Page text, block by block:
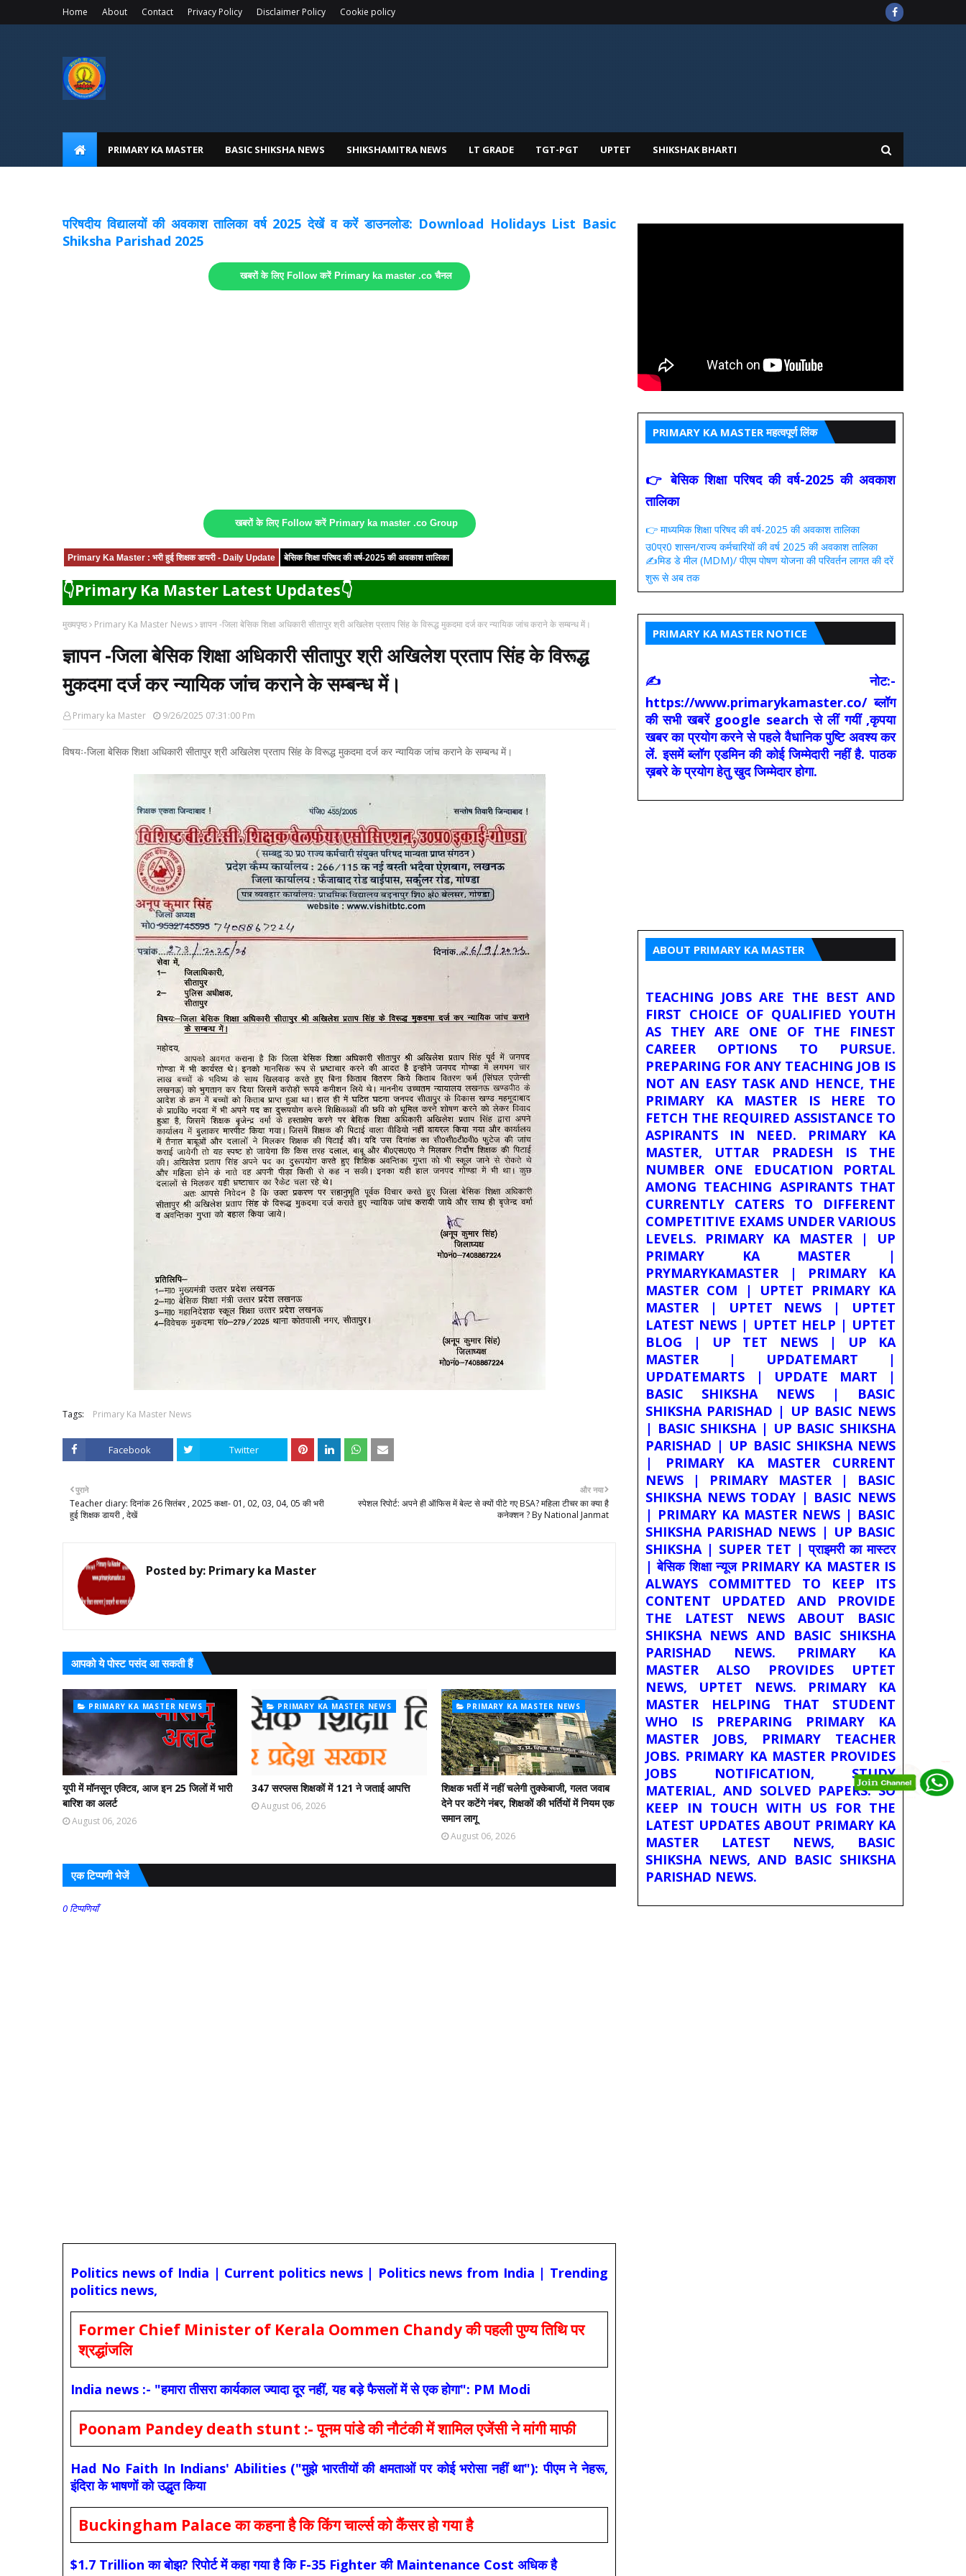
Home About Contact Privacy Policy Disclaimer Policy Cookie policy
PRIMARY KA MASTER BASIC SHIKSHA NEWS SHIKSHAMITRA NEWS LT GRADE TGT-PGT UPTET SHIKSHAK BHARTI
परिषदीय विद्यालयों की अवकाश तालिका वर्ष 2025 देखें व करें डाउनलोड: Download Holidays List Basic
Shiksha Parishad 2025
खबरों के लिए Follow करें Primary ka master .co चैनल
खबरों के लिए Follow करें Primary ka master .co Group
Primary Ka Master : भरी हुई शिक्षक डायरी - Daily Update बेसिक शिक्षा परिषद की वर्ष-2025 की अवकाश तालिका
👇Primary Ka Master Latest Updates👇
मुख्यपृष्ठ Primary Ka Master News ज्ञापन -जिला बेसिक शिक्षा अधिकारी सीतापुर श्री अखिलेश प्रताप सिंह के विरूद्ध मुकदमा दर्ज कर न्यायिक जांच कराने के सम्बन्ध में।
ज्ञापन -जिला बेसिक शिक्षा अधिकारी सीतापुर श्री अखिलेश प्रताप सिंह के विरूद्ध
मुकदमा दर्ज कर न्यायिक जांच कराने के सम्बन्ध में।
Primary ka Master 9/26/2025 07:31:00 Pm
विषयः-जिला बेसिक शिक्षा अधिकारी सीतापुर श्री अखिलेश प्रताप सिंह के विरूद्ध मुकदमा दर्ज कर न्यायिक जांच कराने के सम्बन्ध में।
Tags: Primary Ka Master News
Facebook Twitter
और नया
स्पेशल रिपोर्ट: अपने ही ऑफिस में बेल्ट से क्यों पीटे गए BSA? महिला टीचर का क्या है
कनेक्शन ? By National Janmat
पुराने
Teacher diary: दिनांक 26 सितंबर , 2025 कक्षा- 01, 02, 03, 04, 05 की भरी
हुई शिक्षक डायरी , देखें
Posted by: Primary ka Master
आपको ये पोस्ट पसंद आ सकती हैं
PRIMARY KA MASTER NEWS
यूपी में मॉनसून एक्टिव, आज इन 25 जिलों में भारी
बारिश का अलर्ट
August 06, 2026
PRIMARY KA MASTER NEWS
347 सरप्लस शिक्षकों में 121 ने जताई आपत्ति
August 06, 2026
PRIMARY KA MASTER NEWS
शिक्षक भर्ती में नहीं चलेगी तुक्केबाजी, गलत जवाब
देने पर कटेंगे नंबर, शिक्षकों की भर्तियों में नियम एक
समान लागू
August 06, 2026
एक टिप्पणी भेजें
0 टिप्पणियाँ
Politics news of India | Current politics news | Politics news from India | Trending
politics news,
Former Chief Minister of Kerala Oommen Chandy की पहली पुण्य तिथि पर
श्रद्धांजलि
India news :- "हमारा तीसरा कार्यकाल ज्यादा दूर नहीं, यह बड़े फैसलों में से एक होगा": PM Modi
Poonam Pandey death stunt :- पूनम पांडे की नौटंकी में शामिल एजेंसी ने मांगी माफी
Had No Faith In Indians' Abilities ("मुझे भारतीयों की क्षमताओं पर कोई भरोसा नहीं था"): पीएम ने नेहरू,
इंदिरा के भाषणों को उद्धृत किया
Buckingham Palace का कहना है कि किंग चार्ल्स को कैंसर हो गया है
$1.7 Trillion का बोझ? रिपोर्ट में कहा गया है कि F-35 Fighter की Maintenance Cost अधिक है
PRIMARY KA MASTER महत्वपूर्ण लिंक
👉 बेसिक शिक्षा परिषद की वर्ष-2025 की अवकाश
तालिका
👉 माध्यमिक शिक्षा परिषद की वर्ष-2025 की अवकाश तालिका
उ0प्र0 शासन/राज्य कर्मचारियों की वर्ष 2025 की अवकाश तालिका
✍️मिड डे मील (MDM)/ पीएम पोषण योजना की परिवर्तन लागत की दरें
शुरू से अब तक
PRIMARY KA MASTER NOTICE
✍ नोट:-
https://www.primarykamaster.co/ ब्लॉग
की सभी खबरें google search से लीं गयीं ,कृपया
खबर का प्रयोग करने से पहले वैधानिक पुष्टि अवश्य कर
लें. इसमें ब्लॉग एडमिन की कोई जिम्मेदारी नहीं है. पाठक
ख़बरे के प्रयोग हेतु खुद जिम्मेदार होगा.
ABOUT PRIMARY KA MASTER
TEACHING JOBS ARE THE BEST AND
FIRST CHOICE OF QUALIFIED YOUTH
AS THEY ARE ONE OF THE FINEST
CAREER OPTIONS TO PURSUE.
PREPARING FOR ANY TEACHING JOB IS
NOT AN EASY TASK AND HENCE, THE
PRIMARY KA MASTER IS HERE TO
FETCH THE REQUIRED ASSISTANCE TO
ASPIRANTS IN NEED. PRIMARY KA
MASTER, UTTAR PRADESH IS THE
NUMBER ONE EDUCATION PORTAL
AMONG TEACHING ASPIRANTS THAT
CURRENTLY CATERS TO DIFFERENT
COMPETITIVE EXAMS UNDER VARIOUS
LEVELS. PRIMARY KA MASTER | UP
PRIMARY KA MASTER |
PRYMARYKAMASTER | PRIMARY KA
MASTER COM | UPTET PRIMARY KA
MASTER | UPTET NEWS | UPTET
LATEST NEWS | UPTET HELP | UPTET
BLOG | UP TET NEWS | UP KA
MASTER | UPDATEMART |
UPDATEMARTS | UPDATE MART |
BASIC SHIKSHA NEWS | BASIC
SHIKSHA PARISHAD | UP BASIC NEWS
| BASIC SHIKSHA | UP BASIC SHIKSHA
PARISHAD | UP BASIC SHIKSHA NEWS
| PRIMARY KA MASTER CURRENT
NEWS | PRIMARY MASTER | BASIC
SHIKSHA NEWS TODAY | BASIC NEWS
| PRIMARY KA MASTER NEWS | BASIC
SHIKSHA PARISHAD NEWS | UP BASIC
SHIKSHA | SUPER TET | प्राइमरी का मास्टर
| बेसिक शिक्षा न्यूज PRIMARY KA MASTER IS
ALWAYS COMMITTED TO KEEP ITS
CONTENT UPDATED AND PROVIDE
THE LATEST NEWS ABOUT BASIC
SHIKSHA NEWS AND BASIC SHIKSHA
PARISHAD NEWS. PRIMARY KA
MASTER ALSO PROVIDES UPTET
NEWS, UPTET NEWS. PRIMARY KA
MASTER HELPING THAT STUDENT
WHO IS PREPARING PRIMARY KA
MASTER JOBS, PRIMARY TEACHER
JOBS. PRIMARY KA MASTER PROVIDES
JOBS NOTIFICATION, STUDY
MATERIAL, AND SOLVED PAPERS. SO
KEEP IN TOUCH WITH US FOR THE
LATEST UPDATES ABOUT PRIMARY KA
MASTER LATEST NEWS, BASIC
SHIKSHA NEWS, AND BASIC SHIKSHA
PARISHAD NEWS.